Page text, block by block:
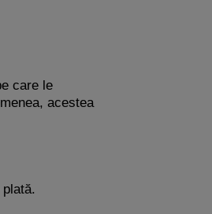
care le
acestea